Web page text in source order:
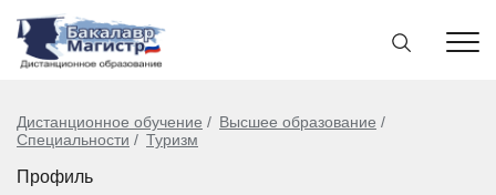
Дистанционное обучение
Высшее образование
Специальности
Туризм
Профиль